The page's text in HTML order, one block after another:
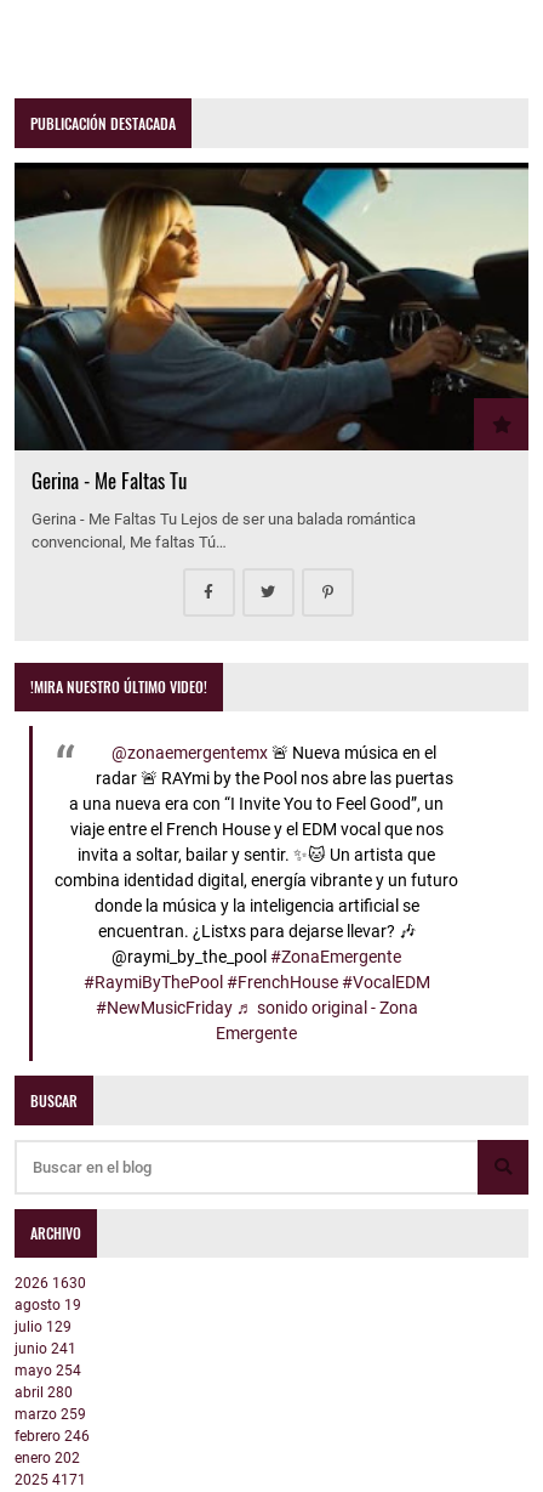
PUBLICACIÓN DESTACADA
Gerina - Me Faltas Tu
Gerina - Me Faltas Tu Lejos de ser una balada romántica
convencional, Me faltas Tú…
!MIRA NUESTRO ÚLTIMO VIDEO!
@zonaemergentemx🚨 Nueva música en el
radar 🚨 RAYmi by the Pool nos abre las puertas
a una nueva era con “I Invite You to Feel Good”, un
viaje entre el French House y el EDM vocal que nos
invita a soltar, bailar y sentir. ✨🐱 Un artista que
combina identidad digital, energía vibrante y un futuro
donde la música y la inteligencia artificial se
encuentran. ¿Listxs para dejarse llevar? 🎶
@raymi_by_the_pool#ZonaEmergente
#RaymiByThePool #FrenchHouse #VocalEDM
#NewMusicFriday ♬ sonido original - Zona
Emergente
BUSCAR
ARCHIVO
2026 1630
agosto 19
julio 129
junio 241
mayo 254
abril 280
marzo 259
febrero 246
enero 202
2025 4171